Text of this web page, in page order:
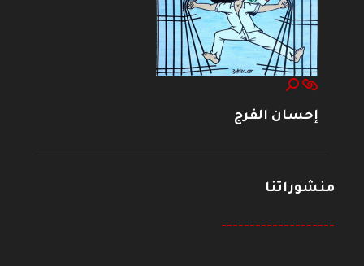
إحسان الفرج
منشوراتنا
--------------------